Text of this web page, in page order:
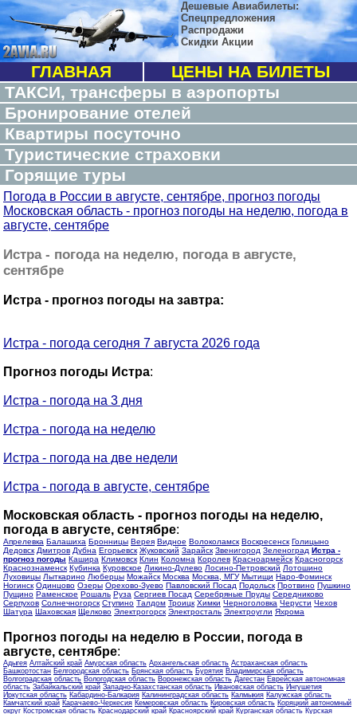
Дешевые Авиабилеты:
Спецпредложения
Распродажи
Скидки Акции
ГЛАВНАЯ
ЦЕНЫ НА БИЛЕТЫ
ТАКСИ, трансферы в аэропорты
Бронирование отелей
Квартиры посуточно
Туристические страховки
Горящие туры
Погода в России в августе, сентябре, прогноз погоды
Московская область - прогноз погоды на неделю, погода в
августе, сентябре
Истра - погода на неделю, погода в августе,
сентябре
Истра - прогноз погоды на завтра:
Истра - погода сегодня 7 августа 2026 года
Прогноз погоды Истра:
Истра - погода на 3 дня
Истра - погода на неделю
Истра - погода на две недели
Истра - погода в августе, сентябре
Московская область - прогноз погоды на неделю,
погода в августе, сентябре:
Апрелевка Балашиха Бронницы Верея Видное Волоколамск Воскресенск Голицыно
Дедовск Дмитров Дубна Егорьевск Жуковский Зарайск Звенигород Зеленоград Истра -
прогноз погоды Кашира Климовск Клин Коломна Королев Красноармейск Красногорск
Краснознаменск Кубинка Куровское Ликино-Дулево Лосино-Петровский Лотошино
Луховицы Лыткарино Люберцы Можайск Москва Москва, МГУ Мытищи Наро-Фоминск
Ногинск Одинцово Озеры Орехово-Зуево Павловский Посад Подольск Протвино Пушкино
Пущино Раменское Рошаль Руза Сергиев Посад Серебряные Пруды Середниково
Серпухов Солнечногорск Ступино Талдом Троицк Химки Черноголовка Черусти Чехов
Шатура Шаховская Щелково Электрогорск Электросталь Электроугли Яхрома
Прогноз погоды на неделю в России, погода в
августе, сентябре:
Адыгея Алтайский край Амурская область Архангельская область Астраханская область
Башкортостан Белгородская область Брянская область Бурятия Владимирская область
Волгоградская область Вологодская область Воронежская область Дагестан Еврейская автономная
область Забайкальский край Западно-Казахстанская область Ивановская область Ингушетия
Иркутская область Кабардино-Балкария Калининградская область Калмыкия Калужская область
Камчатский край Карачаево-Черкесия Кемеровская область Кировская область Коряцкий автономный
округ Костромская область Краснодарский край Красноярский край Курганская область Курская